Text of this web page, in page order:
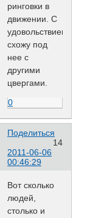
ринговки в
движении. С
удовольствием
схожу под
нее с
другими
цвергами.
0
Поделиться
14
2011-06-06
00:46:29
Вот сколько
людей,
столько и